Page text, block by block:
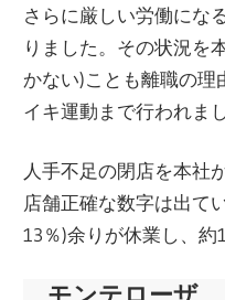
さらに厳しい労働にな
りました。その状況を
かない)ことも離職の理
イキ運動まで行われまし
人手不足の閉店を本社
店舗正確な数字は出て
13％)余りが休業し、